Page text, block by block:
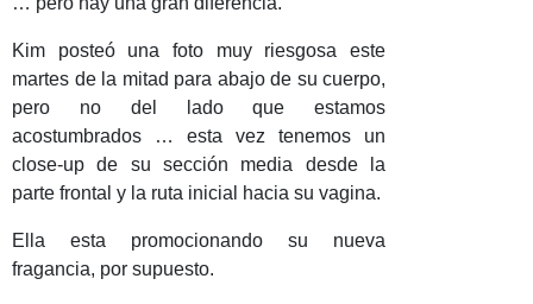
Kim posteó una foto muy riesgosa este
martes de la mitad para abajo de su cuerpo,
pero no del lado que estamos
acostumbrados … esta vez tenemos un
close-up de su sección media desde la
parte frontal y la ruta inicial hacia su vagina.
Ella esta promocionando su nueva
fragancia, por supuesto.